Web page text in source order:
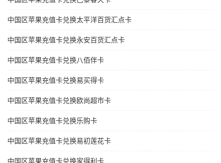
中国区苹果充值卡兑换太平洋百货汇点卡
中国区苹果充值卡兑换永安百货汇点卡
中国区苹果充值卡兑换八佰伴卡
中国区苹果充值卡兑换易买得卡
中国区苹果充值卡兑换欧尚超市卡
中国区苹果充值卡兑换乐购卡
中国区苹果充值卡兑换易初莲花卡
中国区苹果充值卡兑换家得利卡